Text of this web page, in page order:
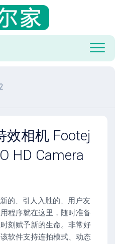
效相机 Footej
HD Camera
的、引人入胜的、用户友
程序就在这里，随时准备
刻赋予新的生命。非常好
软件支持连拍模式、动态